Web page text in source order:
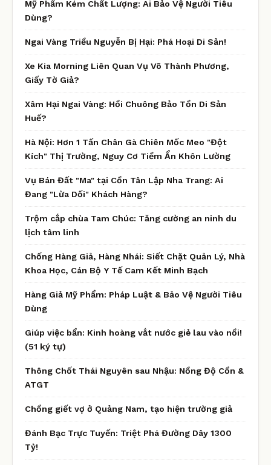
Mỹ Phẩm Kém Chất Lượng: Ai Bảo Vệ Người Tiêu
Dùng?
Ngai Vàng Triều Nguyễn Bị Hại: Phá Hoại Di Sản!
Xe Kia Morning Liên Quan Vụ Võ Thành Phương,
Giấy Tờ Giả?
Xâm Hại Ngai Vàng: Hồi Chuông Bảo Tồn Di Sản
Huế?
Hà Nội: Hơn 1 Tấn Chân Gà Chiên Mốc Meo "Đột
Kích" Thị Trường, Nguy Cơ Tiềm Ẩn Khôn Lường
Vụ Bán Đất "Ma" tại Cồn Tân Lập Nha Trang: Ai
Đang "Lừa Dối" Khách Hàng?
Trộm cắp chùa Tam Chúc: Tăng cường an ninh du
lịch tâm linh
Chống Hàng Giả, Hàng Nhái: Siết Chặt Quản Lý, Nhà
Khoa Học, Cán Bộ Y Tế Cam Kết Minh Bạch
Hàng Giả Mỹ Phẩm: Pháp Luật & Bảo Vệ Người Tiêu
Dùng
Giúp việc bẩn: Kinh hoàng vắt nước giẻ lau vào nồi!
(51 ký tự)
Thông Chốt Thái Nguyên sau Nhậu: Nồng Độ Cồn &
ATGT
Chồng giết vợ ở Quảng Nam, tạo hiện trường giả
Đánh Bạc Trực Tuyến: Triệt Phá Đường Dây 1300
Tỷ!